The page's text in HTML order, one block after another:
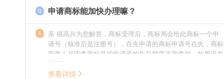
申请商标能加快办理嘛？
亲 很高兴为您解答，商标受理后，商标局会给此商标一个申
请号（核准后是注册号），在先申请的商标申请号在先，商标
审查人员审查商标是按申请号的先后顺序来审查的，如果没有
特殊情况（受理案件需要，被异议等），不会延迟也不会提
前。
查看详情